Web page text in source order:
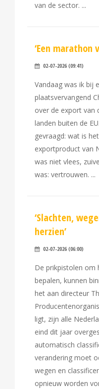
van de sector.
‘Een marathon
02-07-2026 (09:41)
Vandaag was ik bij
plaatsvervangend
over de export van
landen buiten de
gevraagd: wat is
exportproduct van
was niet vlees,
was: vertrouwen.
‘Slachten,
herzien’
02-07-2026 (06:00)
De prikpistolen om
bepalen, kunnen
het aan directeur
ligt, zijn alle
eind dit jaar
automatisch
verandering moet
wegen en
opnieuw worden